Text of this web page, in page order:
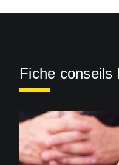
Fiche conseils